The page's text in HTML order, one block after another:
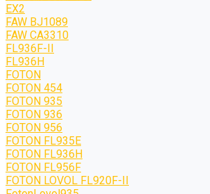
EX2
FAW BJ1089
FAW CA3310
FL936F-II
FL936H
FOTON
FOTON 454
FOTON 935
FOTON 936
FOTON 956
FOTON FL935E
FOTON FL936H
FOTON FL956F
FOTON LOVOL FL920F-II